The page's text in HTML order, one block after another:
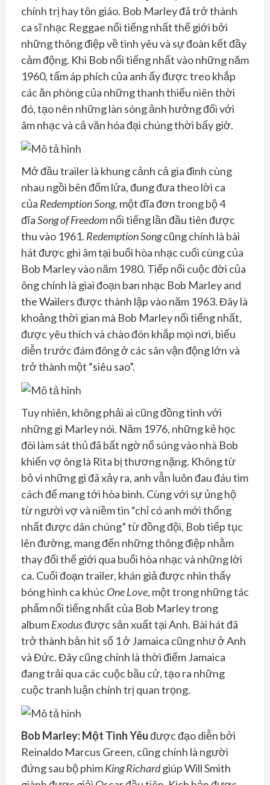
chính trị hay tôn giáo. Bob Marley đã trở thành
ca sĩ nhạc Reggae nổi tiếng nhất thế giới bởi
những thông điệp về tình yêu và sự đoàn kết đầy
cảm động. Khi Bob nổi tiếng nhất vào những năm
1960, tấm áp phích của anh ấy được treo khắp
các ăn phòng của những thanh thiếu niên thời
đó, tạo nên những làn sóng ảnh hưởng đối với
âm nhạc và cả văn hóa đại chúng thời bấy giờ.
Mở đầu trailer là khung cảnh cả gia đình cùng
nhau ngồi bên đốm lửa, đung đưa theo lời ca
của Redemption Song, một đĩa đơn trong bộ 4
đĩaSong of Freedomnổi tiếng lần đầu tiên được
thu vào 1961. Redemption Songcũng chính là bài
hát được ghi âm tại buổi hòa nhạc cuối cùng của
Bob Marley vào năm 1980. Tiếp nối cuộc đời của
ông chính là giai đoạn ban nhạc Bob Marley and
the Wailers được thành lập vào năm 1963. Đây là
khoảng thời gian mà Bob Marley nổi tiếng nhất,
được yêu thích và chào đón khắp mọi nơi, biểu
diễn trước đám đông ở các sân vận động lớn và
trở thành một “siêu sao”.
Tuy nhiên, không phải ai cũng đồng tình với
những gì Marley nói. Năm 1976, những kẻ học
đòi làm sát thủ đã bất ngờ nổ súng vào nhà Bob
khiến vợ ông là Rita bị thương nặng. Không từ
bỏ vì những gì đã xảy ra, anh vẫn luôn đau đáu tìm
cách để mang tới hòa bình. Cùng với sự ủng hộ
từ người vợ và niềm tin “chỉ có anh mới thống
nhất được dân chúng” từ đồng đội, Bob tiếp tục
lên đường, mang đến những thông điệp nhằm
thay đổi thế giới qua buổi hòa nhạc và những lời
ca. Cuối đoạn trailer, khán giả được nhìn thấy
bóng hình ca khúcOne Love, một trong những tác
phẩm nổi tiếng nhất của Bob Marley trong
albumExodusđược sản xuất tại Anh. Bài hát đã
trở thành bản hit số 1 ở Jamaica cũng như ở Anh
và Đức. Đây cũng chính là thời điểm Jamaica
đang trải qua các cuộc bầu cử, tạo ra những
cuộc tranh luận chính trị quan trọng.
Bob Marley: Một Tình Yêuđược đạo diễn bởi
Reinaldo Marcus Green, cũng chính là người
đứng sau bộ phimKing Richardgiúp Will Smith